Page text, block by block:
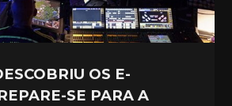
OS E-
SE PARA A